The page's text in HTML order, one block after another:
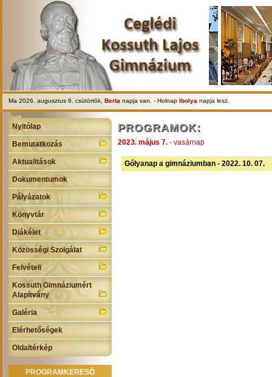
Ma 2026. augusztus 6. csütörtök, Berta napja van. - Holnap Ibolya napja lesz.
Nyitólap
Bemutatkozás
Aktualitások
Dokumentumok
Pályázatok
Könyvtár
Diákélet
Közösségi Szolgálat
Felvételi
Kossuth Gimnáziumért
Alapítvány
Galéria
Elérhetőségek
Oldaltérkép
PROGRAMKERESŐ
PROGRAMOK:
2023. május 7. - vasárnap
Gólyanap a gimnáziumban - 2022. 10. 07.